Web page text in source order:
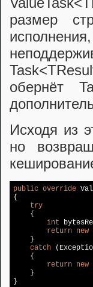
размер
обернёт
Исходя из
но
public override
{
try
    {
int
return new
    }
catch
    {
return new
    }
}